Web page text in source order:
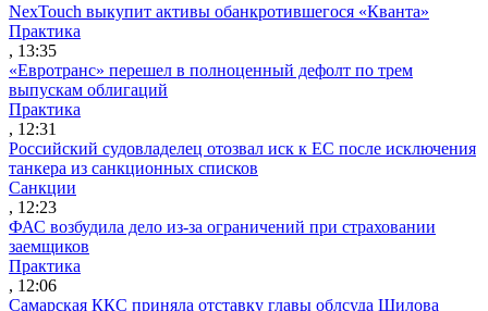
NexTouch выкупит активы обанкротившегося «Кванта»
Практика
, 13:35
«Евротранс» перешел в полноценный дефолт по трем
выпускам облигаций
Практика
, 12:31
Российский судовладелец отозвал иск к ЕС после исключения
танкера из санкционных списков
Санкции
, 12:23
ФАС возбудила дело из-за ограничений при страховании
заемщиков
Практика
, 12:06
Самарская ККС приняла отставку главы облсуда Шилова